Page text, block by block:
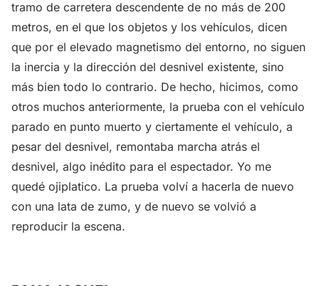
tramo de carretera descendente de no más de 200
metros, en el que los objetos y los vehículos, dicen
que por el elevado magnetismo del entorno, no siguen
la inercia y la dirección del desnivel existente, sino
más bien todo lo contrario. De hecho, hicimos, como
otros muchos anteriormente, la prueba con el vehículo
parado en punto muerto y ciertamente el vehículo, a
pesar del desnivel, remontaba marcha atrás el
desnivel, algo inédito para el espectador. Yo me
quedé ojiplatico. La prueba volví a hacerla de nuevo
con una lata de zumo, y de nuevo se volvió a
reproducir la escena.